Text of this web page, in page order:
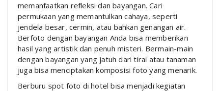
memanfaatkan refleksi dan bayangan. Cari
permukaan yang memantulkan cahaya, seperti
jendela besar, cermin, atau bahkan genangan air.
Berfoto dengan bayangan Anda bisa memberikan
hasil yang artistik dan penuh misteri. Bermain-main
dengan bayangan yang jatuh dari tirai atau tanaman
juga bisa menciptakan komposisi foto yang menarik.
Berburu spot foto di hotel bisa menjadi kegiatan